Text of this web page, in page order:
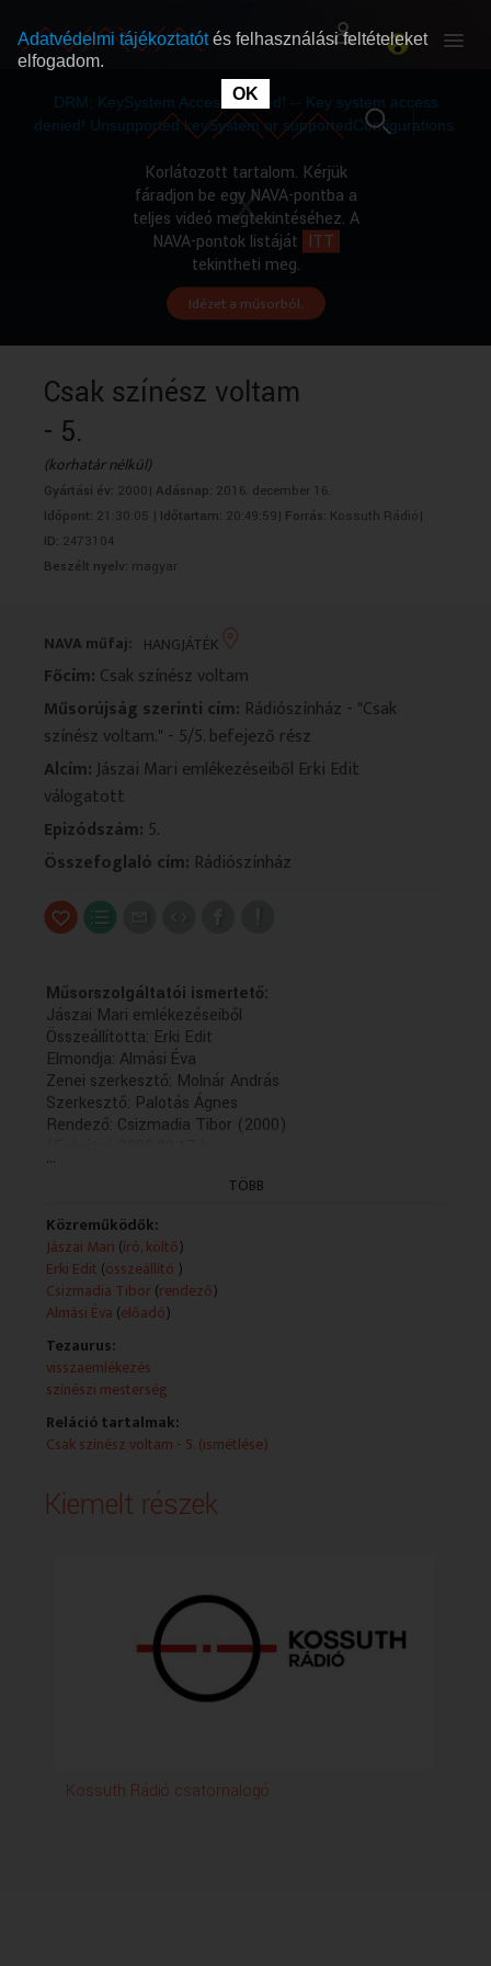
RÓLUNK
RÓLUNK
DRM: KeySystem Access Denied! -- Key system access
denied! Unsupported keySystem or supportedConfigurations.
Korlátozott tartalom. Kérjük
fáradjon be egy NAVA-pontba a
teljes videó megtekintéséhez. A
NAVA-pontok listáját ITT
tekintheti meg.
Idézet a műsorból.
Csak színész voltam
- 5.
(korhatár nélkül)
Gyártási év: 2000| Adásnap: 2016. december 16.
Időpont: 21:30:05 | Időtartam: 20:49:59| Forrás: Kossuth Rádió|
ID: 2473104
Beszélt nyelv: magyar
NAVA műfaj: HANGJÁTÉK
Főcím: Csak színész voltam
Műsorújság szerinti cím: Rádiószínház - "Csak
színész voltam." - 5/5. befejező rész
Alcím:Jászai Mari emlékezéseiből Erki Edit
válogatott
Epizódszám: 5.
Összefoglaló cím: Rádiószínház
Műsorszolgáltatói ismertető:
Jászai Mari emlékezéseiből
Összeállította: Erki Edit
Elmondja: Almási Éva
Zenei szerkesztő: Molnár András
Szerkesztő: Palotás Ágnes
Rendező: Csizmadia Tibor (2000)
...
TÖBB
Közreműködők:
Jászai Mari (író, költő)
Erki Edit (összeállító )
Csizmadia Tibor(rendező)
Almási Éva (előadó)
Tezaurus:
visszaemlékezés
színészi mesterség
Reláció tartalmak:
Csak színész voltam - 5. (ismétlése)
Kiemelt részek
Kossuth Rádió csatornalogó
Adatvédelmi tájékoztatótés felhasználási feltételeket
elfogadom.
OK